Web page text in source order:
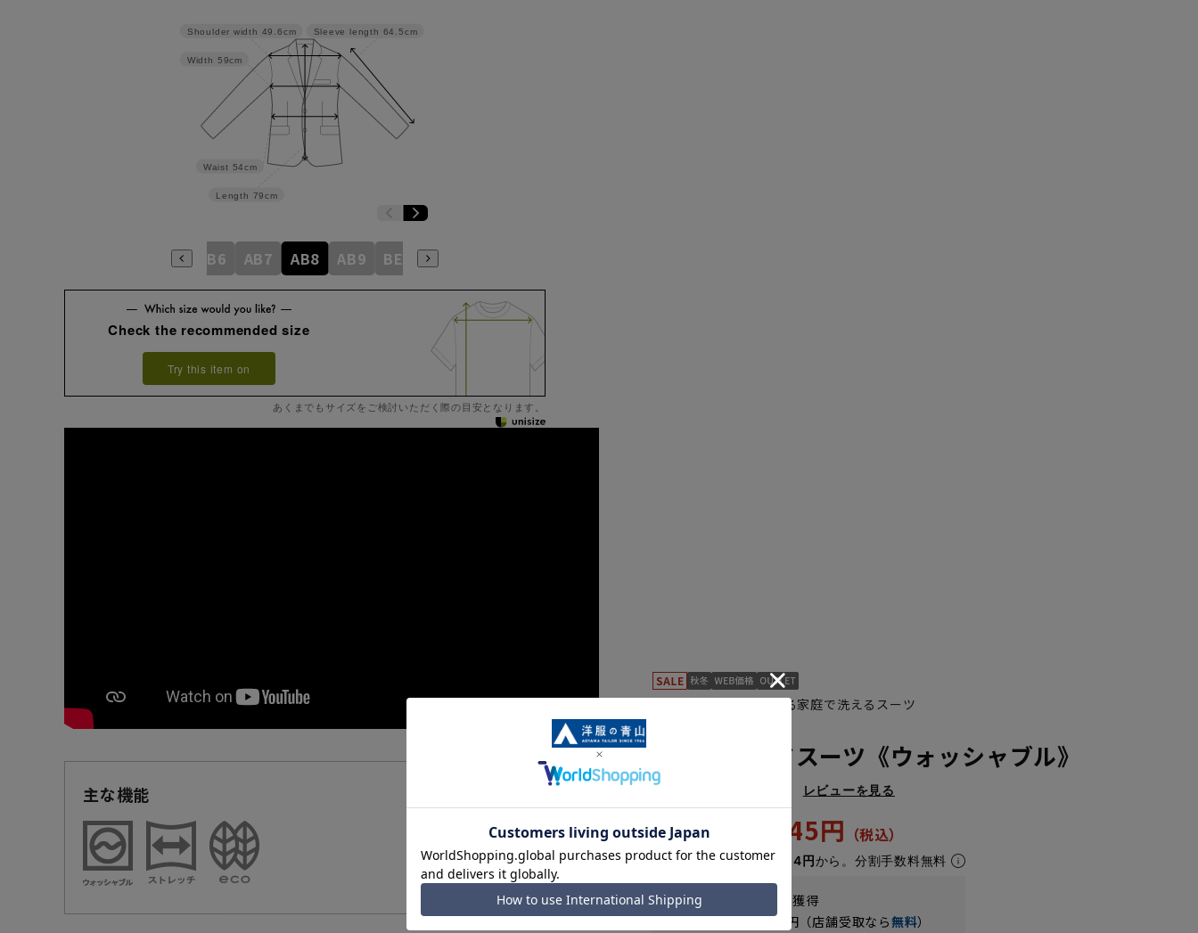
Sleeve length 64.5cm
Length 79cm
Waist 54cm
Width 59cm
Shoulder width 49.6cm
AB5 AB6 AB7 AB8 AB9 BE1 BE2
Check the recommended size
Try this item on
あくまでもサイズをご検討いただく際の目安となります。
主な機能
ビジネスマンを応援する家庭で洗えるスーツ
スタンダードスーツ《ウォッシャブル》
レビューを見る
21,890円 10,945円
なら月々1,824円から。分割手数料無料
WEB会員なら
pt獲得
送料 全国一律550 円（店舗受取なら無料）